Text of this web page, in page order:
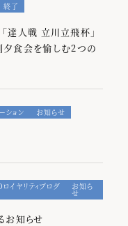
終了
「達人戦 立川立飛杯」
食会を愉しむ2つの
ション お知らせ
イヤリティプログ お知ら
せ
お知らせ